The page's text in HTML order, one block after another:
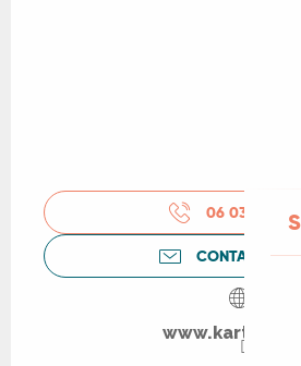
06 03 37 90
CONTACTEZ-